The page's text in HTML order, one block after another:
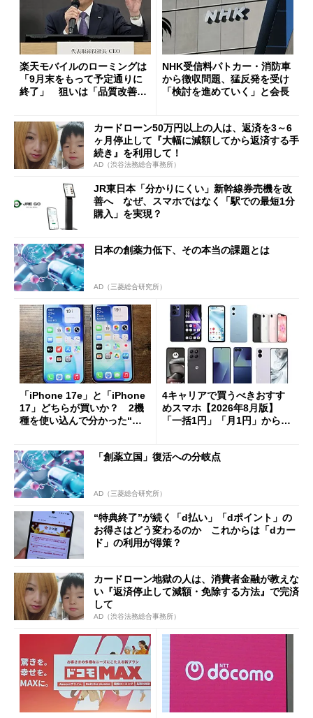
楽天モバイルのローミングは
「9月末をもって予定通りに
終了」 狙いは「品質改善」
も
NHK受信料パトカー・消防車
から徴収問題、猛反発を受け
「検討を進めていく」と会長
カードローン50万円以上の人は、返済を3～6
ヶ月停止して『大幅に減額してから返済する手
続き』を利用して！
AD（渋谷法務総合事務所）
JR東日本「分かりにくい」新幹線券売機を改
善へ なぜ、スマホではなく「駅での最短1分
購入」を実現？
日本の創薬力低下、その本当の課題とは
AD（三菱総合研究所）
「iPhone 17e」と「iPhone
17」どちらが買いか？ 2機
種を使い込んで分かった“ス
4キャリアで買うべきおすす
めスマホ【2026年8月版】
「一括1円」「月1円」からお
「創薬立国」復活への分岐点
AD（三菱総合研究所）
“特典終了”が続く「d払い」「dポイント」の
お得さはどう変わるのか これからは「dカー
ド」の利用が得策？
カードローン地獄の人は、消費者金融が教えな
い『返済停止して減額・免除する方法』で完済
して
AD（渋谷法務総合事務所）